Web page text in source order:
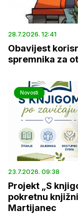
28.7.2026. 12:41
Obavijest
spremnika za
Novosti
23.7.2026. 09:38
Projekt „S
pokretnu
Martijanec